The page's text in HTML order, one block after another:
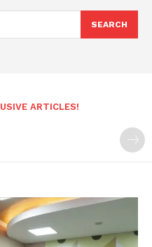
SEARCH
ARTICLES!